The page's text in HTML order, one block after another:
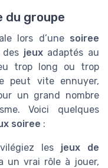
du groupe
lors d’une soiree
jeuxadaptés au
trop long ou trop
peut vite ennuyer,
un grand nombre
Voici quelques
soiree :
les jeux de
un vrai rôle à jouer,